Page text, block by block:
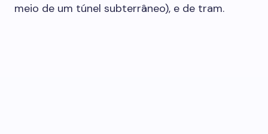
meio de um túnel subterrâneo), e de tram.